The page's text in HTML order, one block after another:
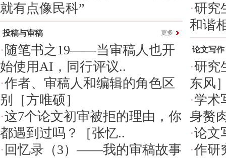
就有点像民科”
投稿与审稿 更多
· 随笔书之19——当审稿人也开
始使用AI，同行评议..
·作者、审稿人和编辑的角色区
别［方唯硕］
·这7个论文初审被拒的理由，你
都遇到过吗？［张忆..
· 回忆录（3）——我的审稿故事
·研究
和谐
论文写作
·研究
东风
·学术
身赘
·论文
·作研